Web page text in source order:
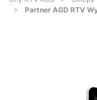
Partner AGD RTV